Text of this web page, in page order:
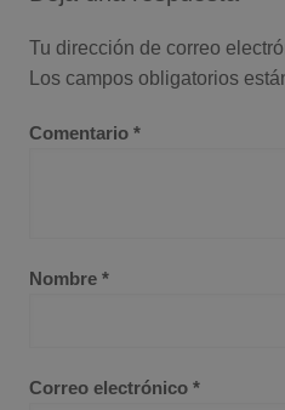
Tu dirección de correo
Los campos obligatorios
Comentario *
Nombre *
Correo electrónico *